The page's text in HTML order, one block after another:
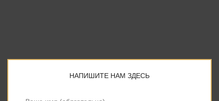
НАПИШИТЕ НАМ ЗДЕСЬ